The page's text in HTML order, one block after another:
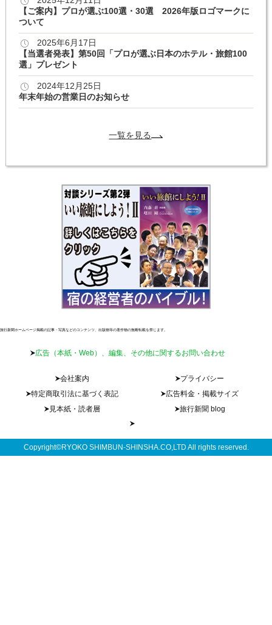
【ご案内】プロが選ぶ100選・30選 2026年版ロゴマークに
ついて
2025年6月17日
【当選者発表】第50回「プロが選ぶ日本のホテル・旅館100
選」プレゼント
2024年12月25日
年末年始の営業日のお知らせ
一覧を見る
旅行新聞ホームページ掲載の記事・写真などのコンテンツ、出版物等の著作物の無断転載を禁じます。
広告（本紙・Web）、編集、その他に関するお問い合わせ
会社案内
プライバシー
特定商取引法に基づく表記
広告料金・掲載サイズ
見本紙・読者層
旅行新聞 blog
Copyright©RYOKO SHIMBUN-SHINSHA.CO,LTD All rights reserved.